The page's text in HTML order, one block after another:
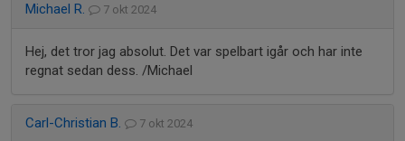
Michael R. 7 okt 2024
Hej, det tror jag absolut. Det var spelbart igår och har inte
regnat sedan dess. /Michael
Carl-Christian B. 7 okt 2024